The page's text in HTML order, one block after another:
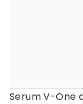
Serum V-One